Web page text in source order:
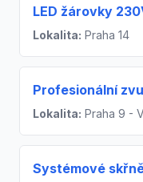
LED žárovky
Lokalita: Praha 14
Profesionální
Lokalita: Praha 9 -
Systémové